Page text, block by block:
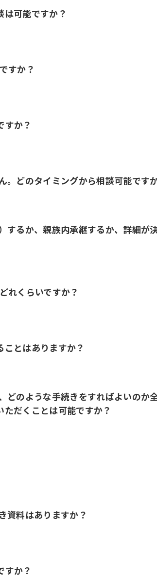
可能ですか？
すか？
すか？
。どのタイミングから相談可能です
るか、親族内承継するか、詳細が
れくらいですか？
とはありますか？
どのような手続きをすればよいのか
だくことは可能ですか？
資料はありますか？
すか？